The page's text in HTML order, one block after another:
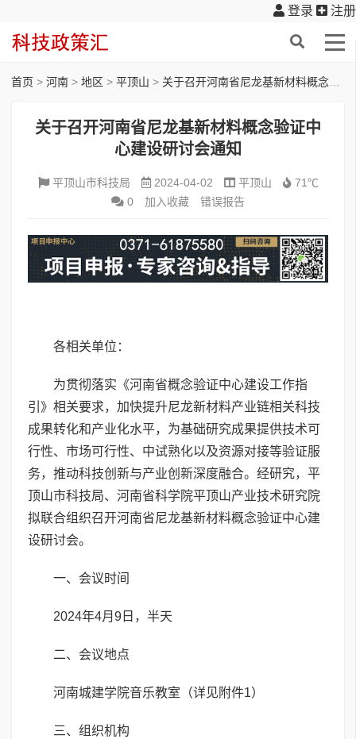
登录 注册
首页 > 河南 > 地区 > 平顶山 > 关于召开河南省尼龙基新材料概念验证中心建设研讨会通知
关于召开河南省尼龙基新材料概念验证中
心建设研讨会通知
平顶山市科技局 2024-04-02 平顶山
71℃
0
加入收藏 错误报告
各相关单位：
为贯彻落实《河南省概念验证中心建设工作指
引》相关要求，加快提升尼龙新材料产业链相关科技
成果转化和产业化水平，为基础研究成果提供技术可
行性、市场可行性、中试熟化以及资源对接等验证服
务，推动科技创新与产业创新深度融合。经研究，平
顶山市科技局、河南省科学院平顶山产业技术研究院
拟联合组织召开河南省尼龙基新材料概念验证中心建
设研讨会。
一、会议时间
2024年4月9日，半天
二、会议地点
河南城建学院音乐教室（详见附件1）
三、组织机构